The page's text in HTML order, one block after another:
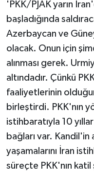
'PKK/PJAK yarın
başladığında
Azerbaycan ve
olacak. Onun için
alınması gerek.
altındadır. Çünkü
faaliyetlerinin
birleştirdi. PKK'nın
istihbaratıyla 10
bağları var. Kandil'in
yaşamalarını İran
süreçte PKK'nın